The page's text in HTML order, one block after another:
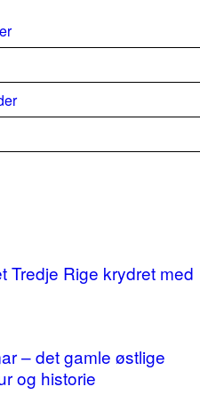
Tredje Rige krydret med
– det gamle østlige
og historie